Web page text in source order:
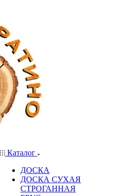
Каталог
ДОСКА
ДОСКА СУХАЯ
СТРОГАННАЯ